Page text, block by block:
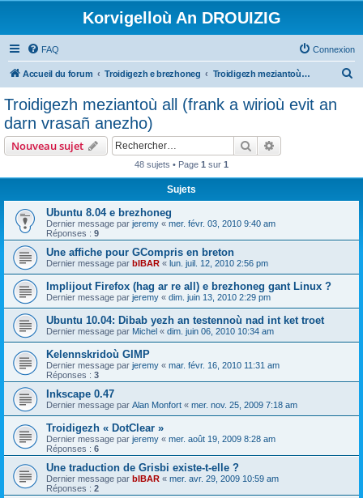
Korvigelloù An DROUIZIG
FAQ Connexion
Accueil du forum Troidigezh e brezhoneg Troidigezh meziantoù all (frank a wirioù evit an darn vrasañ anezho)
Troidigezh meziantoù all (frank a wirioù evit an
darn vrasañ anezho)
Nouveau sujet Rechercher
48 sujets • Page 1 sur 1
Sujets
Ubuntu 8.04 e brezhoneg
Dernier message par jeremy « mer. févr. 03, 2010 9:40 am
Réponses : 9
Une affiche pour GCompris en breton
Dernier message par bIBAR « lun. juil. 12, 2010 2:56 pm
Implijout Firefox (hag ar re all) e brezhoneg gant Linux ?
Dernier message par jeremy « dim. juin 13, 2010 2:29 pm
Ubuntu 10.04: Dibab yezh an testennoù nad int ket troet
Dernier message par Michel « dim. juin 06, 2010 10:34 am
Kelennskridoù GIMP
Dernier message par jeremy « mar. févr. 16, 2010 11:31 am
Réponses : 3
Inkscape 0.47
Dernier message par Alan Monfort « mer. nov. 25, 2009 7:18 am
Troidigezh « DotClear »
Dernier message par jeremy « mer. août 19, 2009 8:28 am
Réponses : 6
Une traduction de Grisbi existe-t-elle ?
Dernier message par bIBAR « mer. avr. 29, 2009 10:59 am
Réponses : 2